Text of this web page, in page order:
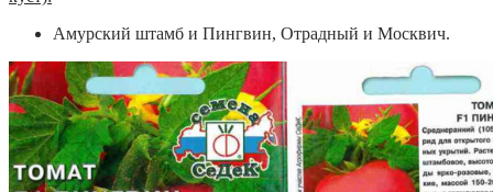
Амурский штамб и Пингвин, Отрадный и Москвич.